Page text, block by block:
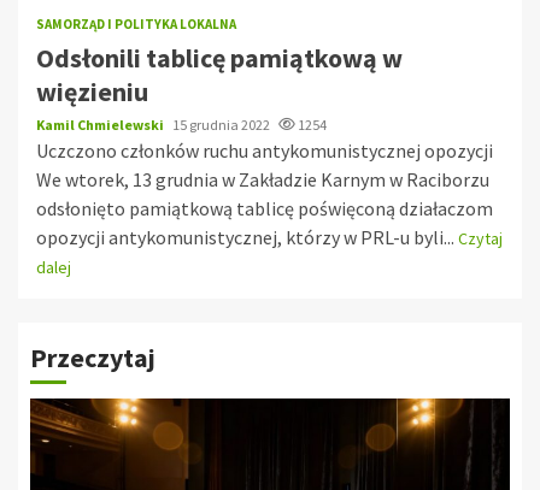
SAMORZĄD I POLITYKA LOKALNA
Odsłonili tablicę pamiątkową w
więzieniu
Kamil Chmielewski 15 grudnia 2022 1254
Uczczono członków ruchu antykomunistycznej opozycji
We wtorek, 13 grudnia w Zakładzie Karnym w Raciborzu
odsłonięto pamiątkową tablicę poświęconą działaczom
opozycji antykomunistycznej, którzy w PRL-u byli... Czytaj
dalej
Przeczytaj